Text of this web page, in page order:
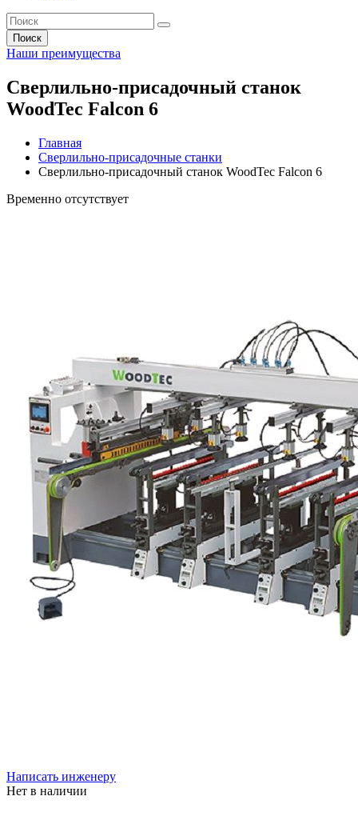
Поиск
Наши преимущества
Сверлильно-присадочный станок
WoodTec Falcon 6
Главная
Сверлильно-присадочные станки
Сверлильно-присадочный станок WoodTec Falcon 6
Временно отсутствует
Написать инженеру
Нет в наличии